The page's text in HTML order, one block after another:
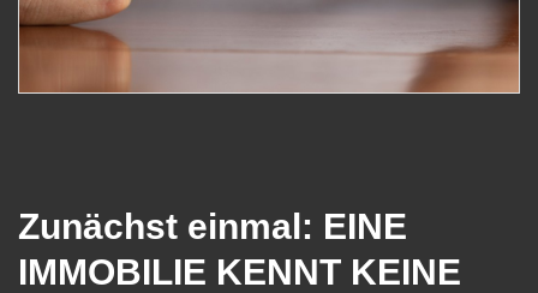
Zunächst einmal: EINE
IMMOBILIE KENNT KEINE